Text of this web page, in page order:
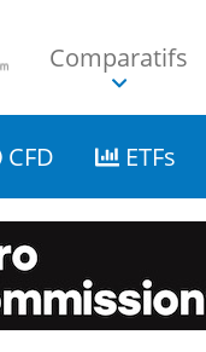
Comparatifs
CFD ETFs